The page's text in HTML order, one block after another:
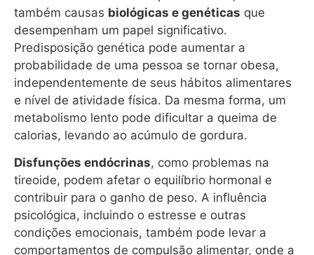
também causas biológicas e genéticas que
desempenham um papel significativo.
Predisposição genética pode aumentar a
probabilidade de uma pessoa se tornar obesa,
independentemente de seus hábitos alimentares
e nível de atividade física. Da mesma forma, um
metabolismo lento pode dificultar a queima de
calorias, levando ao acúmulo de gordura.
Disfunções endócrinas, como problemas na
tireoide, podem afetar o equilíbrio hormonal e
contribuir para o ganho de peso. A influência
psicológica, incluindo o estresse e outras
condições emocionais, também pode levar a
comportamentos de compulsão alimentar, onde a